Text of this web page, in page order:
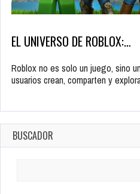
EL UNIVERSO DE ROBLOX:…
Roblox no es solo un juego, sino
usuarios crean, comparten y
BUSCADOR